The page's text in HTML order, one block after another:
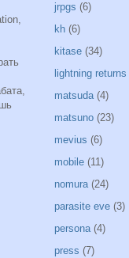
jrpgs (6)
kh (6)
kitase (34)
lightning returns
matsuda (4)
matsuno (23)
mevius (6)
mobile (11)
nomura (24)
parasite eve (3)
persona (4)
press (7)